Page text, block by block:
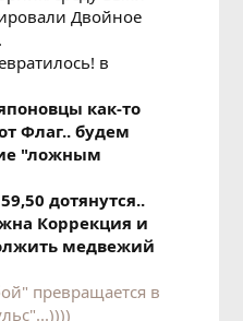
Двойное
в
как-то
Флаг.. будем
"ложным
дотянутся..
Коррекция и
медвежий
превращается в